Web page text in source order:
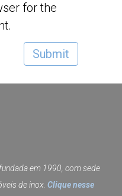
for the
em 1990, com sede
de inox. Clique nesse